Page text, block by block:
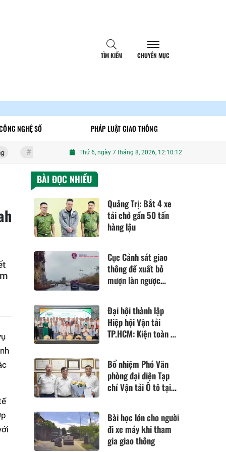
TÌM KIẾM CHUYÊN MỤC
NGHỆ SỐ PHÁP LUẬT GIAO THÔNG
Nội: Làm rõ hai thiếu niên phóng xe máy lạng lách, đánh võng trên đường
Thứ 6, ngày 7 tháng 8, 2026, 12:10:14
BÀI ĐỌC NHIỀU
Quảng Trị: Bắt 4 xe
tải chở gần 50 tấn
hàng lậu
Cục Cảnh sát giao
thông đề xuất bỏ
mượn làn ngược
Đại hội thành lập
Hiệp hội Vận tải
TP.HCM: Kiện toàn bộ
hiệp hội
Bổ nhiệm Phó Văn
phòng đại diện Tạp
chí Vận tải Ô tô tại
Bài học lớn cho người
đi xe máy khi tham
gia giao thông